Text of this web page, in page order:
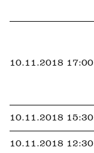
10.11.2018 17:00
10.11.2018 15:30
10.11.2018 12:30